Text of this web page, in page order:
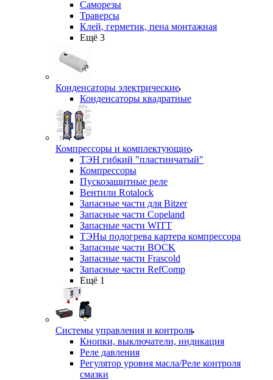
Саморезы
Траверсы
Клей, герметик, пена монтажная
Ещё 3
Конденсаторы электрические
Конденсаторы квадратные
Компрессоры и комплектующие
ТЭН гибкий "пластинчатый"
Компрессоры
Пускозащитные реле
Вентили Rotalock
Запасные части для Bitzer
Запасные части Copeland
Запасные части WITT
ТЭНы подогрева картера компрессора
Запасные части BOCK
Запасные части Frascold
Запасные части RefComp
Ещё 1
Системы управления и контроля
Кнопки, выключатели, индикация
Реле давления
Регулятор уровня масла/Реле контроля
смазки